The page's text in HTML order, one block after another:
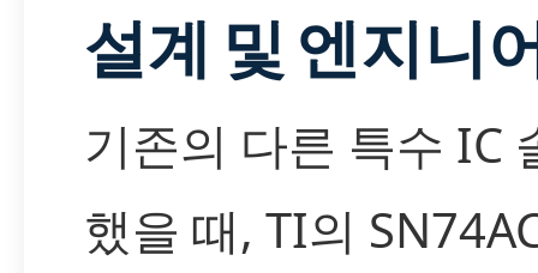
설계 및 엔지니
기존의 다른 특수 IC
했을 때, TI의